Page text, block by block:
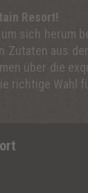
Resort!
sich herum
aus
über die
richtige Wahl